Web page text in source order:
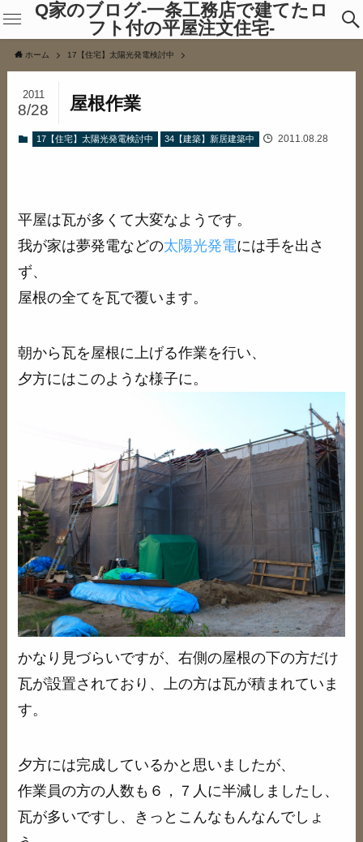
Q家のブログ-一条工務店で建てたロ
フト付の平屋注文住宅-
ホーム 17【住宅】太陽光発電検討中
屋根作業
2011
8/28
17【住宅】太陽光発電検討中 34【建築】新居建築中 2011.08.28
平屋は瓦が多くて大変なようです。
我が家は夢発電などの太陽光発電には手を出さ
ず、
屋根の全てを瓦で覆います。
朝から瓦を屋根に上げる作業を行い、
夕方にはこのような様子に。
かなり見づらいですが、右側の屋根の下の方だけ
瓦が設置されており、上の方は瓦が積まれていま
す。
夕方には完成しているかと思いましたが、
作業員の方の人数も６，７人に半減しましたし、
瓦が多いですし、きっとこんなもんなんでしょ